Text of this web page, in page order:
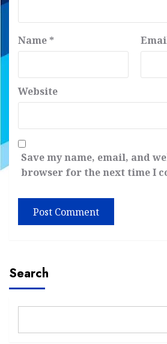
Name *
Website
Save my name, email, and
browser for the next time I
Search